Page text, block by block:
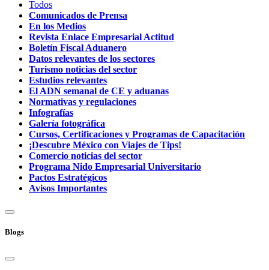
Todos
Comunicados de Prensa
En los Medios
Revista Enlace Empresarial Actitud
Boletín Fiscal Aduanero
Datos relevantes de los sectores
Turismo noticias del sector
Estudios relevantes
El ADN semanal de CE y aduanas
Normativas y regulaciones
Infografías
Galería fotográfica
Cursos, Certificaciones y Programas de Capacitación
¡Descubre México con Viajes de Tips!
Comercio noticias del sector
Programa Nido Empresarial Universitario
Pactos Estratégicos
Avisos Importantes
Blogs